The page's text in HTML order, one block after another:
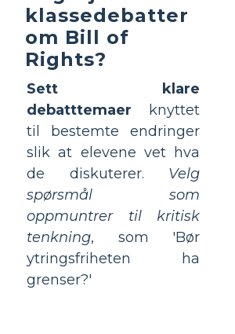
klassedebatter
om Bill of
Rights?
Sett klare
debatttemaer knyttet
til bestemte endringer
slik at elevene vet hva
de diskuterer. Velg
spørsmål som
oppmuntrer til kritisk
tenkning, som 'Bør
ytringsfriheten ha
grenser?'